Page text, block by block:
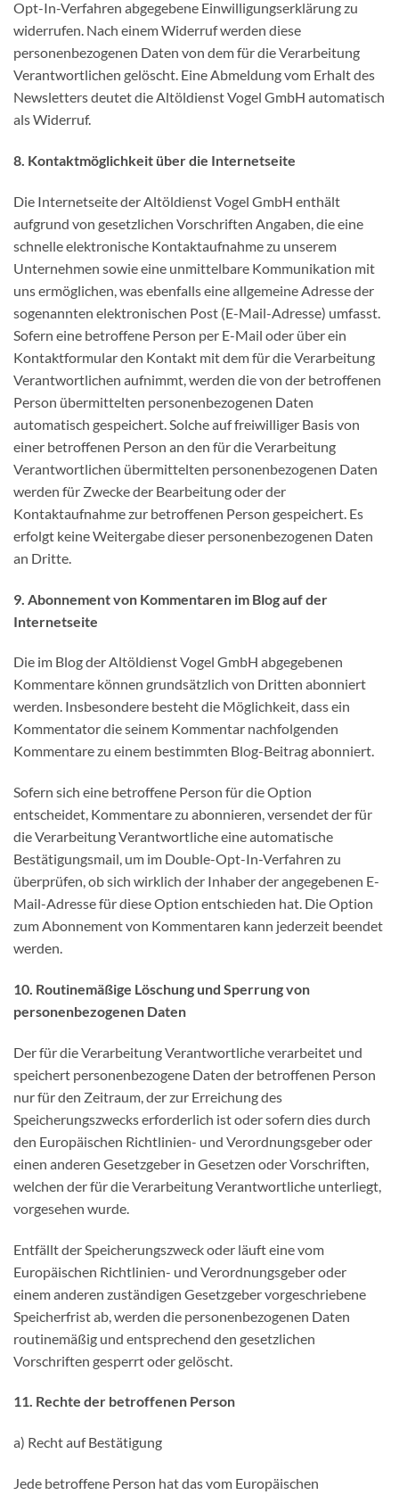
Opt-In-Verfahren abgegebene Einwilligungserklärung zu
widerrufen. Nach einem Widerruf werden diese
personenbezogenen Daten von dem für die Verarbeitung
Verantwortlichen gelöscht. Eine Abmeldung vom Erhalt des
Newsletters deutet die Altöldienst Vogel GmbH automatisch
als Widerruf.
8. Kontaktmöglichkeit über die Internetseite
Die Internetseite der Altöldienst Vogel GmbH enthält
aufgrund von gesetzlichen Vorschriften Angaben, die eine
schnelle elektronische Kontaktaufnahme zu unserem
Unternehmen sowie eine unmittelbare Kommunikation mit
uns ermöglichen, was ebenfalls eine allgemeine Adresse der
sogenannten elektronischen Post (E-Mail-Adresse) umfasst.
Sofern eine betroffene Person per E-Mail oder über ein
Kontaktformular den Kontakt mit dem für die Verarbeitung
Verantwortlichen aufnimmt, werden die von der betroffenen
Person übermittelten personenbezogenen Daten
automatisch gespeichert. Solche auf freiwilliger Basis von
einer betroffenen Person an den für die Verarbeitung
Verantwortlichen übermittelten personenbezogenen Daten
werden für Zwecke der Bearbeitung oder der
Kontaktaufnahme zur betroffenen Person gespeichert. Es
erfolgt keine Weitergabe dieser personenbezogenen Daten
an Dritte.
9. Abonnement von Kommentaren im Blog auf der
Internetseite
Die im Blog der Altöldienst Vogel GmbH abgegebenen
Kommentare können grundsätzlich von Dritten abonniert
werden. Insbesondere besteht die Möglichkeit, dass ein
Kommentator die seinem Kommentar nachfolgenden
Kommentare zu einem bestimmten Blog-Beitrag abonniert.
Sofern sich eine betroffene Person für die Option
entscheidet, Kommentare zu abonnieren, versendet der für
die Verarbeitung Verantwortliche eine automatische
Bestätigungsmail, um im Double-Opt-In-Verfahren zu
überprüfen, ob sich wirklich der Inhaber der angegebenen E-
Mail-Adresse für diese Option entschieden hat. Die Option
zum Abonnement von Kommentaren kann jederzeit beendet
werden.
10. Routinemäßige Löschung und Sperrung von
personenbezogenen Daten
Der für die Verarbeitung Verantwortliche verarbeitet und
speichert personenbezogene Daten der betroffenen Person
nur für den Zeitraum, der zur Erreichung des
Speicherungszwecks erforderlich ist oder sofern dies durch
den Europäischen Richtlinien- und Verordnungsgeber oder
einen anderen Gesetzgeber in Gesetzen oder Vorschriften,
welchen der für die Verarbeitung Verantwortliche unterliegt,
vorgesehen wurde.
Entfällt der Speicherungszweck oder läuft eine vom
Europäischen Richtlinien- und Verordnungsgeber oder
einem anderen zuständigen Gesetzgeber vorgeschriebene
Speicherfrist ab, werden die personenbezogenen Daten
routinemäßig und entsprechend den gesetzlichen
Vorschriften gesperrt oder gelöscht.
11. Rechte der betroffenen Person
a) Recht auf Bestätigung
Jede betroffene Person hat das vom Europäischen